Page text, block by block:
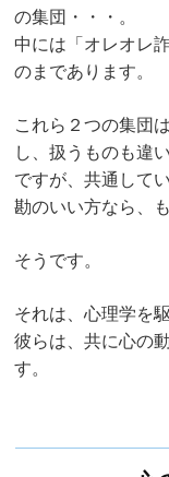
の集団・・・。
中には「オレオレ
のまであります。
これら２つの集団
し、扱うものも違
ですが、共通して
勘のいい方なら、
そうです。
それは、心理学を
彼らは、共に心の
す。